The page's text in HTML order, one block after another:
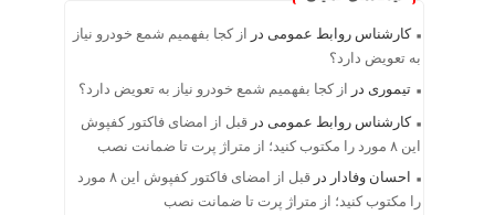
کارشناس روابط عمومی در
از کجا بفهمیم شمع خودرو نیاز
به تعویض دارد؟
تیموری در
از کجا بفهمیم شمع خودرو نیاز به تعویض دارد؟
کارشناس روابط عمومی در قبل از امضای فاکتور کفپوش
این ۸ مورد را مکتوب کنید؛ از متراژ پرت تا ضمانت نصب
احسان وفادار در
قبل از امضای فاکتور کفپوش این ۸ مورد
را مکتوب کنید؛ از متراژ پرت تا ضمانت نصب